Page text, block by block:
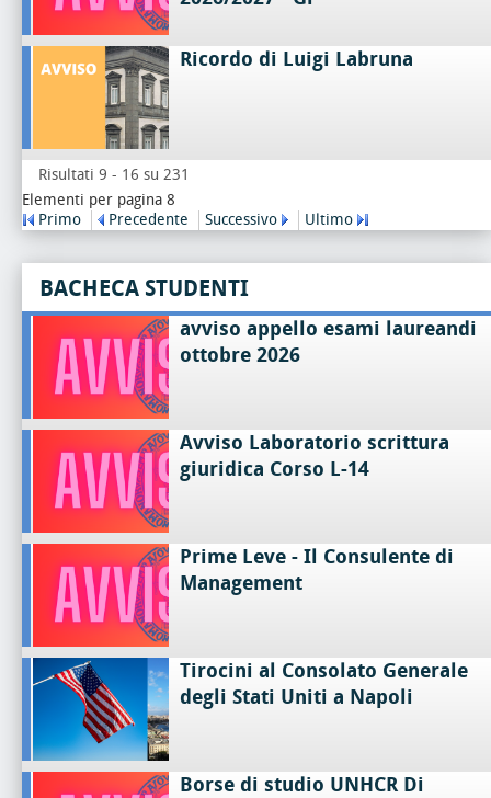
Ricordo di Luigi Labruna
Risultati 9 - 16 su 231
Elementi per pagina 8
Primo
Precedente Successivo Ultimo
BACHECA STUDENTI
avviso appello esami laureandi
ottobre 2026
Avviso Laboratorio scrittura
giuridica Corso L-14
Prime Leve - Il Consulente di
Management
Tirocini al Consolato Generale
degli Stati Uniti a Napoli
Borse di studio UNHCR Di